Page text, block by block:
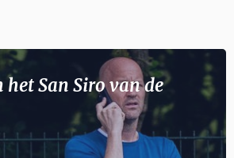
het San Siro van de